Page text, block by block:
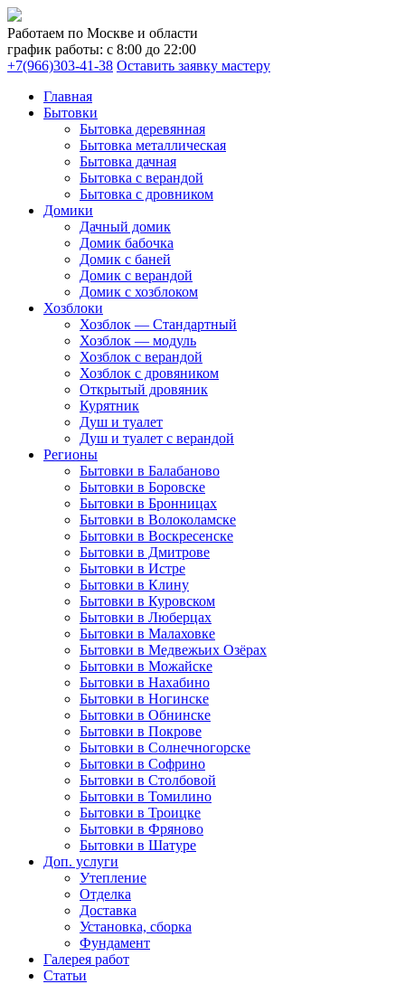
Работаем по Москве и области
график работы: с 8:00 до 22:00
+7(966)303-41-38 Оставить заявку мастеру
Главная
Бытовки
Бытовка деревянная
Бытовка металлическая
Бытовка дачная
Бытовка с верандой
Бытовка с дровником
Домики
Дачный домик
Домик бабочка
Домик с баней
Домик с верандой
Домик с хозблоком
Хозблоки
Хозблок — Стандартный
Хозблок — модуль
Хозблок с верандой
Хозблок с дровяником
Открытый дровяник
Курятник
Душ и туалет
Душ и туалет с верандой
Регионы
Бытовки в Балабаново
Бытовки в Боровске
Бытовки в Бронницах
Бытовки в Волоколамске
Бытовки в Воскресенске
Бытовки в Дмитрове
Бытовки в Истре
Бытовки в Клину
Бытовки в Куровском
Бытовки в Люберцах
Бытовки в Малаховке
Бытовки в Медвежьих Озёрах
Бытовки в Можайске
Бытовки в Нахабино
Бытовки в Ногинске
Бытовки в Обнинске
Бытовки в Покрове
Бытовки в Солнечногорске
Бытовки в Софрино
Бытовки в Столбовой
Бытовки в Томилино
Бытовки в Троицке
Бытовки в Фряново
Бытовки в Шатуре
Доп. услуги
Утепление
Отделка
Доставка
Установка, сборка
Фундамент
Галерея работ
Статьи